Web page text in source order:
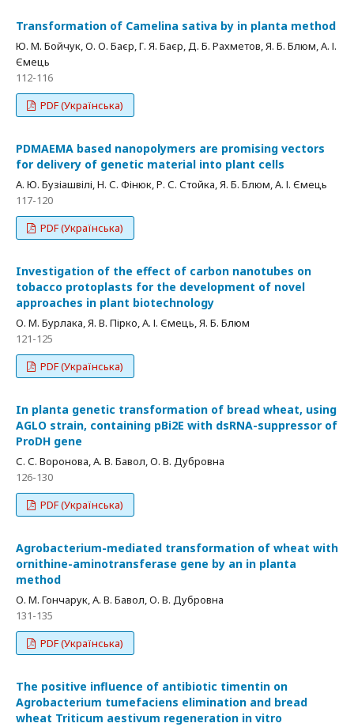
Transformation of Camelina sativa by in planta method
Ю. М. Бойчук, О. О. Баєр, Г. Я. Баєр, Д. Б. Рахметов, Я. Б. Блюм, А. І.
Ємець
112-116
PDF (Українська)
PDMAEMA based nanopolymers are promising vectors
for delivery of genetic material into plant cells
А. Ю. Бузіашвілі, Н. С. Фінюк, Р. С. Стойка, Я. Б. Блюм, А. І. Ємець
117-120
PDF (Українська)
Investigation of the effect of carbon nanotubes on
tobacco protoplasts for the development of novel
approaches in plant biotechnology
О. М. Бурлака, Я. В. Пірко, А. І. Ємець, Я. Б. Блюм
121-125
PDF (Українська)
In planta genetic transformation of bread wheat, using
AGLO strain, containing pBi2E with dsRNA-suppressor of
ProDH gene
С. С. Воронова, А. В. Бавол, О. В. Дубровна
126-130
PDF (Українська)
Agrobacterium-mediated transformation of wheat with
ornithine-aminotransferase gene by an in planta
method
О. М. Гончарук, А. В. Бавол, О. В. Дубровна
131-135
PDF (Українська)
The positive influence of antibiotic timentin on
Agrobacterium tumefaciens elimination and bread
wheat Triticum aestivum regeneration in vitro